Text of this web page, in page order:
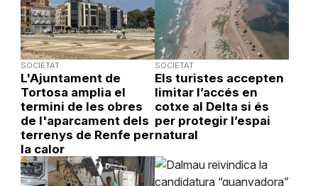
SOCIETAT
L'Ajuntament de
Tortosa amplia el
termini de les obres
de l'aparcament dels
terrenys de Renfe per
la calor
SOCIETAT
Els turistes accepten
limitar l’accés en
cotxe al Delta si és
per protegir l’espai
natural